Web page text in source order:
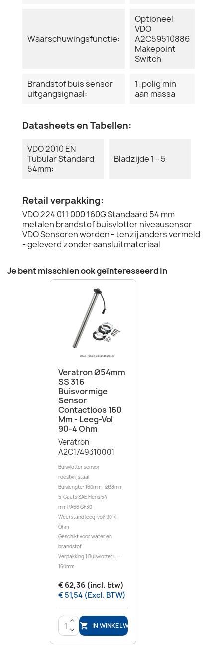
Waarschuwingsfunctie:
Optioneel
VDO
A2C59510886
Makepoint
Switch
Brandstof buis sensor
uitgangsignaal:
1-polig min
aan massa
Datasheets en Tabellen:
VDO 2010 EN
Tubular Standard
54mm:
Bladzijde 1 - 5
Retail verpakking:
VDO 224 011 000 160G Standaard 54 mm
metalen brandstof buisvlotter niveausensor
VDO Sensoren worden - tenzij anders vermeld
- geleverd zonder aansluitmateriaal
Je bent misschien ook geïnteresseerd in
Veratron Ø54mm
SS 316
Buisvormige
Sensor
Contactloos 160
Mm - Leeg-Vol
90-4 Ohm
Veratron
A2C1749310001
Buisvlotter sensor
roestvrijstaal
Buislengte: 160mm - Ø38mm
5-Gaats SAE Flens 54
mm PA66 GF30
Weerstand leeg-vol: 90-4
Ohm
Geschikt voor water en
brandstof
Verpakking 1 Buisvlotter L =
160mm
€ 62,36 (incl. btw)
€ 51,54 (Excl. BTW)
>
<
 IN WINKELWAGEN